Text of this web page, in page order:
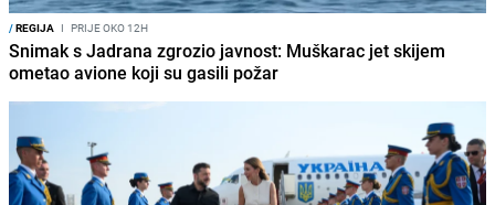
/REGIJA I PRIJE OKO 12H
Snimak s Jadrana zgrozio javnost: Muškarac jet skijem
ometao avione koji su gasili požar